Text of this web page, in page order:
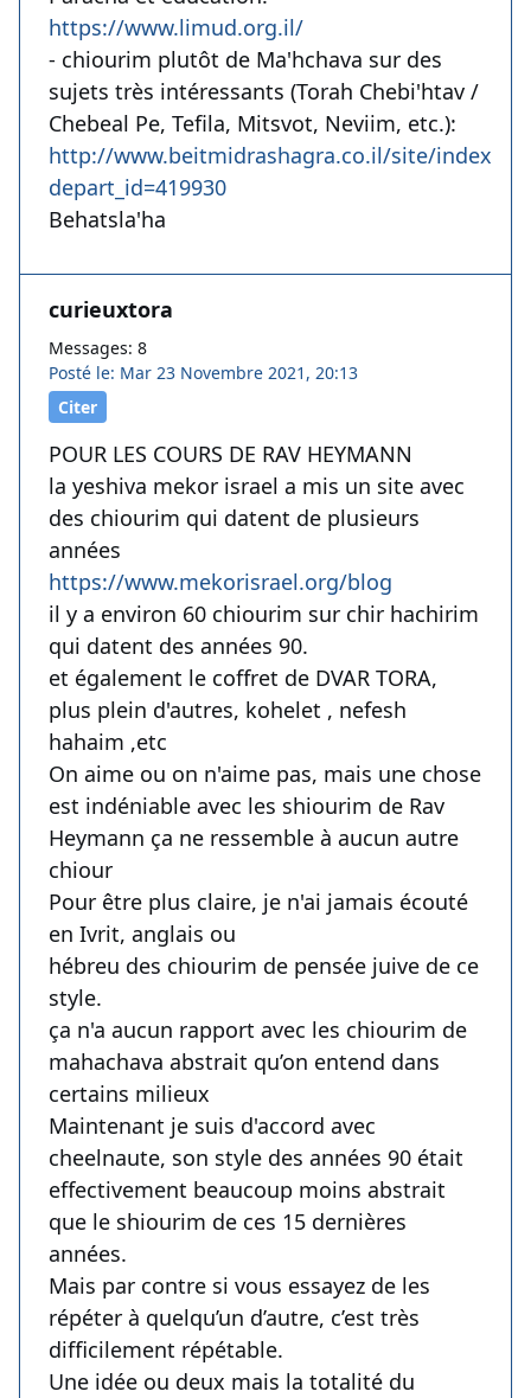
https://www.limud.org.il/
- chiourim plutôt de Ma'hchava sur des
sujets très intéressants (Torah Chebi'htav /
Chebeal Pe, Tefila, Mitsvot, Neviim, etc.):
http://www.beitmidrashagra.co.il/site/
depart_id=419930
Behatsla'ha
curieuxtora
Messages: 8
Posté le: Mar 23 Novembre 2021, 20:13
Citer
POUR LES COURS DE RAV HEYMANN
la yeshiva mekor israel a mis un site avec
des chiourim qui datent de plusieurs
années
https://www.mekorisrael.org/blog
il y a environ 60 chiourim sur chir hachirim
qui datent des années 90.
et également le coffret de DVAR TORA,
plus plein d'autres, kohelet , nefesh
hahaim ,etc
On aime ou on n'aime pas, mais une chose
est indéniable avec les shiourim de Rav
Heymann ça ne ressemble à aucun autre
chiour
Pour être plus claire, je n'ai jamais écouté
en Ivrit, anglais ou
hébreu des chiourim de pensée juive de ce
style.
ça n'a aucun rapport avec les chiourim de
mahachava abstrait qu’on entend dans
certains milieux
Maintenant je suis d'accord avec
cheelnaute, son style des années 90 était
effectivement beaucoup moins abstrait
que le shiourim de ces 15 dernières
années.
Mais par contre si vous essayez de les
répéter à quelqu’un d’autre, c’est très
difficilement répétable.
Une idée ou deux mais la totalité du